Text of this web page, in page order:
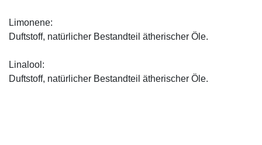
Limonene:
Duftstoff, natürlicher Bestandteil ätherischer Öle.
Linalool:
Duftstoff, natürlicher Bestandteil ätherischer Öle.